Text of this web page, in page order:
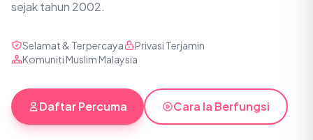
sejak tahun 2002.
Selamat & Terpercaya
Privasi Terjamin
Komuniti Muslim Malaysia
Daftar Percuma Cara Ia Berfungsi